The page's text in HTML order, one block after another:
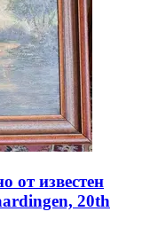
от известен
20th